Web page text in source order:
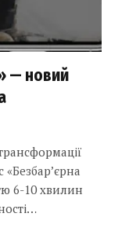
— новий
6-10 хвилин